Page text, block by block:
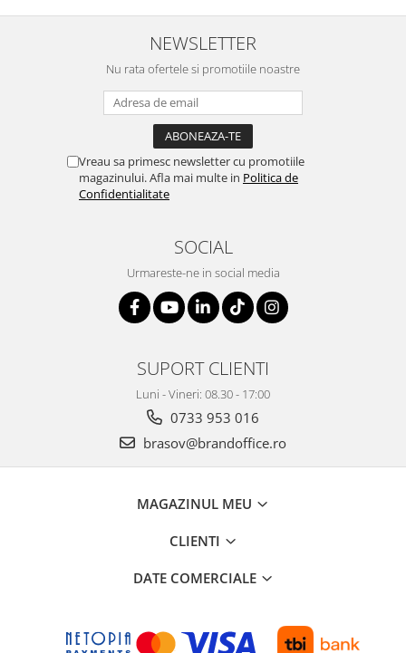
NEWSLETTER
Nu rata ofertele si promotiile noastre
Vreau sa primesc newsletter cu promotiile
magazinului. Afla mai multe in Politica de
Confidentialitate
SOCIAL
Urmareste-ne in social media
SUPORT CLIENTI
Luni - Vineri: 08.30 - 17:00
0733 953 016
brasov@brandoffice.ro
MAGAZINUL MEU
CLIENTI
DATE COMERCIALE